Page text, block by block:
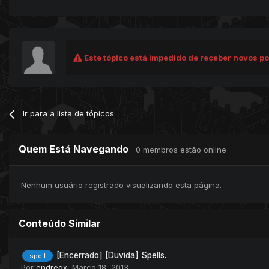
Este tópico está impedido de receber novos
Ir para a lista de tópicos
Quem Está Navegando 0 membros estão online
Nenhum usuário registrado visualizando esta página.
Conteúdo Similar
spell
[Encerrado] [Duvida] Spells.